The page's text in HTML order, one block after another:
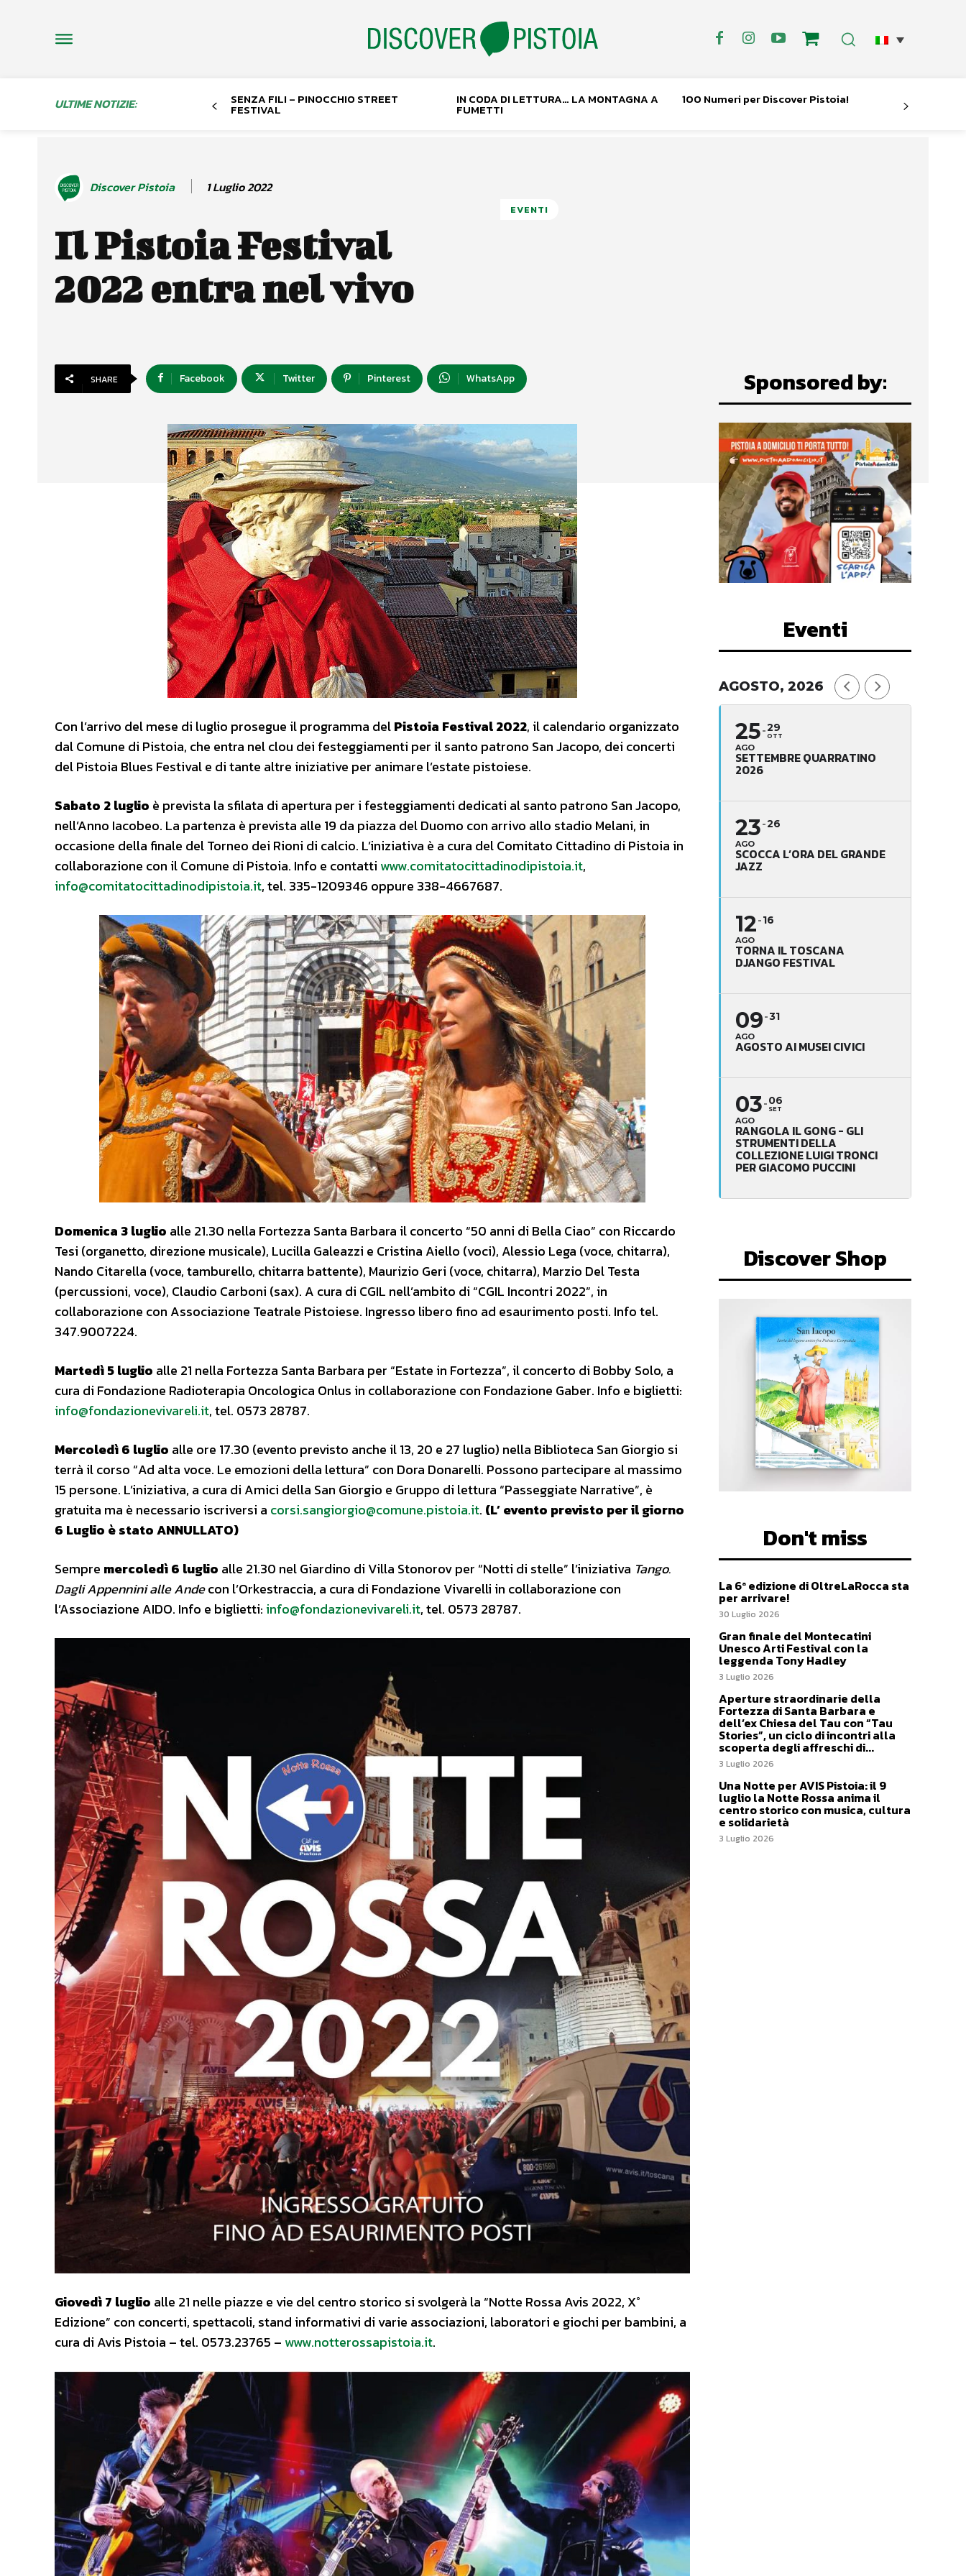
ULTIME NOTIZIE: SENZA FILI – PINOCCHIO STREET
FESTIVAL
IN CODA DI LETTURA… LA MONTAGNA A
FUMETTI
100 Numeri per Discover Pistoia!
Discover Pistoia 1 Luglio 2022
Il Pistoia Festival
2022 entra nel vivo
EVENTI
SHARE Facebook Twitter Pinterest WhatsApp
Con l’arrivo del mese di luglio prosegue il programma delPistoia Festival 2022, il calendario organizzato
dal Comune di Pistoia, che entra nel clou dei festeggiamenti per il santo patrono San Jacopo, dei concerti
del Pistoia Blues Festival e di tante altre iniziative per animare l’estate pistoiese.
Sabato 2 luglio è prevista la sfilata di apertura per i festeggiamenti dedicati al santo patrono San Jacopo,
nell’Anno Iacobeo. La partenza è prevista alle 19 da piazza del Duomo con arrivo allo stadio Melani, in
occasione della finale del Torneo dei Rioni di calcio. L’iniziativa è a cura del Comitato Cittadino di Pistoia in
collaborazione con il Comune di Pistoia. Info e contatti www.comitatocittadinodipistoia.it,
info@comitatocittadinodipistoia.it, tel. 335-1209346 oppure 338-4667687.
Domenica 3 luglio alle 21.30 nella Fortezza Santa Barbara il concerto “50 anni di Bella Ciao” con Riccardo
Tesi (organetto, direzione musicale), Lucilla Galeazzi e Cristina Aiello (voci), Alessio Lega (voce, chitarra),
Nando Citarella (voce, tamburello, chitarra battente), Maurizio Geri (voce, chitarra), Marzio Del Testa
(percussioni, voce), Claudio Carboni (sax). A cura di CGIL nell’ambito di “CGIL Incontri 2022”, in
collaborazione con Associazione Teatrale Pistoiese. Ingresso libero fino ad esaurimento posti. Info tel.
347.9007224.
Martedì 5 luglio alle 21 nella Fortezza Santa Barbara per “Estate in Fortezza”, il concerto di Bobby Solo, a
cura di Fondazione Radioterapia Oncologica Onlus in collaborazione con Fondazione Gaber. Info e biglietti:
info@fondazionevivareli.it, tel. 0573 28787.
Mercoledì 6 luglio alle ore 17.30 (evento previsto anche il 13, 20 e 27 luglio) nella Biblioteca San Giorgio si
terrà il corso “Ad alta voce. Le emozioni della lettura” con Dora Donarelli. Possono partecipare al massimo
15 persone. L’iniziativa, a cura di Amici della San Giorgio e Gruppo di lettura “Passeggiate Narrative”, è
gratuita ma è necessario iscriversi a corsi.sangiorgio@comune.pistoia.it. (L’ evento previsto per il giorno
6 Luglio è stato ANNULLATO)
Sempre mercoledì 6 luglio alle 21.30 nel Giardino di Villa Stonorov per “Notti di stelle” l’iniziativa Tango.
Dagli Appennini alle Andecon l’Orkestraccia, a cura di Fondazione Vivarelli in collaborazione con
l’Associazione AIDO. Info e biglietti: info@fondazionevivareli.it, tel. 0573 28787.
Giovedì 7 luglio alle 21 nelle piazze e vie del centro storico si svolgerà la “Notte Rossa Avis 2022, X°
Edizione” con concerti, spettacoli, stand informativi di varie associazioni, laboratori e giochi per bambini, a
cura di Avis Pistoia – tel. 0573.23765 – www.notterossapistoia.it.
Sponsored by:
Eventi
AGOSTO, 2026
25
AGO
29
OTT
SETTEMBRE QUARRATINO
2026
23
AGO
26
SCOCCA L’ORA DEL GRANDE
JAZZ
12
AGO
16
TORNA IL TOSCANA
DJANGO FESTIVAL
09
AGO
31
AGOSTO AI MUSEI CIVICI
03
AGO
06
SET
RANGOLA IL GONG - GLI
STRUMENTI DELLA
COLLEZIONE LUIGI TRONCI
PER GIACOMO PUCCINI
Discover Shop
Don't miss
La 6ª edizione di OltreLaRocca sta
per arrivare!
30 Luglio 2026
Gran finale del Montecatini
Unesco Arti Festival con la
leggenda Tony Hadley
3 Luglio 2026
Aperture straordinarie della
Fortezza di Santa Barbara e
dell’ex Chiesa del Tau con “Tau
Stories”, un ciclo di incontri alla
scoperta degli affreschi di...
3 Luglio 2026
Una Notte per AVIS Pistoia: il 9
luglio la Notte Rossa anima il
centro storico con musica, cultura
e solidarietà
3 Luglio 2026